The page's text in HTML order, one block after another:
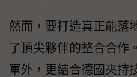
然而，要打造真正能落
了頂尖夥伴的整合合作
軍外，更結合德國夾持